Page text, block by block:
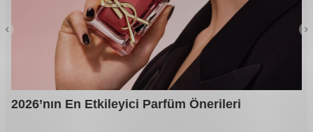
2026’nın En Etkileyici Parfüm Önerileri